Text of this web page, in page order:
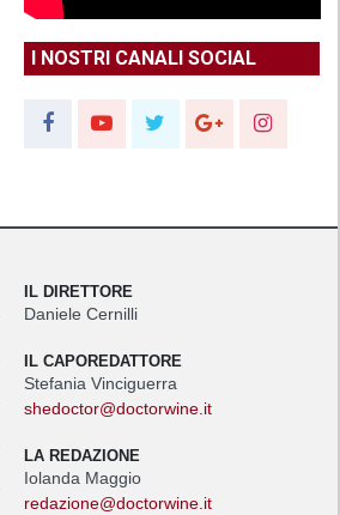
I NOSTRI CANALI SOCIAL
IL DIRETTORE
Daniele Cernilli
IL CAPOREDATTORE
Stefania Vinciguerra
shedoctor@doctorwine.it
LA REDAZIONE
Iolanda Maggio
redazione@doctorwine.it